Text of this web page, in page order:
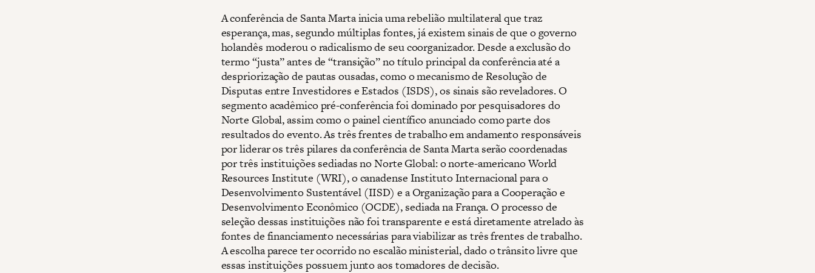
A conferência de Santa Marta inicia uma rebelião multilateral que traz
esperança, mas, segundo múltiplas fontes, já existem sinais de que o governo
holandês moderou o radicalismo de seu coorganizador. Desde a exclusão do
termo “justa” antes de “transição” no título principal da conferência até a
despriorização de pautas ousadas, como o mecanismo de Resolução de
Disputas entre Investidores e Estados (ISDS), os sinais são reveladores. O
segmento acadêmico pré-conferência foi dominado por pesquisadores do
Norte Global, assim como o painel científico anunciado como parte dos
resultados do evento. As três frentes de trabalho em andamento responsáveis
por liderar os três pilares da conferência de Santa Marta serão coordenadas
por três instituições sediadas no Norte Global: o norte-americano World
Resources Institute (WRI), o canadense Instituto Internacional para o
Desenvolvimento Sustentável (IISD) e a Organização para a Cooperação e
Desenvolvimento Econômico (OCDE), sediada na França. O processo de
seleção dessas instituições não foi transparente e está diretamente atrelado às
fontes de financiamento necessárias para viabilizar as três frentes de trabalho.
A escolha parece ter ocorrido no escalão ministerial, dado o trânsito livre que
essas instituições possuem junto aos tomadores de decisão.